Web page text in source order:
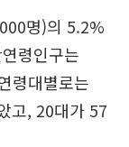
명)의 5.2%
령인구는
령대별로는
고, 20대가 57